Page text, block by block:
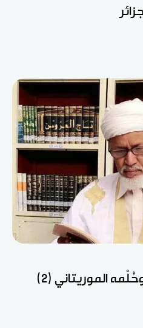
الموريتاني (2)